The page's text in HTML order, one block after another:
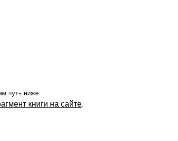
чуть ниже.
книги на сайте.